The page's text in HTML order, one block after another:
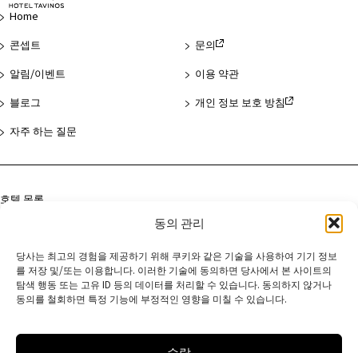
동의 관리
당사는 최고의 경험을 제공하기 위해 쿠키와 같은 기술을 사용하여 기기 정보
를 저장 및/또는 이용합니다. 이러한 기술에 동의하면 당사에서 본 사이트의
탐색 행동 또는 고유 ID 등의 데이터를 처리할 수 있습니다. 동의하지 않거나
동의를 철회하면 특정 기능에 부정적인 영향을 미칠 수 있습니다.
Home
콘셉트
알림/이벤트
블로그
자주 하는 질문
문의
이용 약관
개인 정보 보호 방침
호텔 목록
하마마쓰초
교토